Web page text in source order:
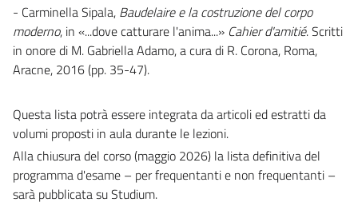
- Carminella Sipala, Baudelaire e la costruzione del corpo
moderno, in «...dove catturare l'anima...» Cahier d'amitié. Scritti
in onore di M. Gabriella Adamo, a cura di R. Corona, Roma,
Aracne, 2016 (pp. 35-47).
Questa lista potrà essere integrata da articoli ed estratti da
volumi proposti in aula durante le lezioni.
Alla chiusura del corso (maggio 2026) la lista definitiva del
programma d'esame – per frequentanti e non frequentanti –
sarà pubblicata su Studium.